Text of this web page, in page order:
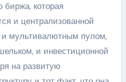
биржа, которая
и централизованной
и мультивалютным пулом,
и инвестиционной
на развитую